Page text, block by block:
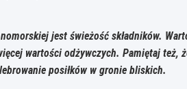
jest świeżość składników.
wartości odżywczych. Pamiętaj też,
posiłków w gronie bliskich.